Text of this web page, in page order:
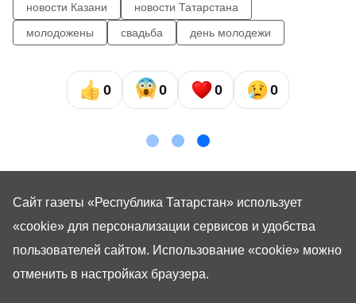
новости Казани
новости Татарстана
молодожены
свадьба день молодежи
0 0 0 0
Сайт газеты «Республика Татарстан» использует
«cookie» для персонализации сервисов и удобства
пользователей сайтом. Использование «cookie» можно
отменить в настройках браузера.